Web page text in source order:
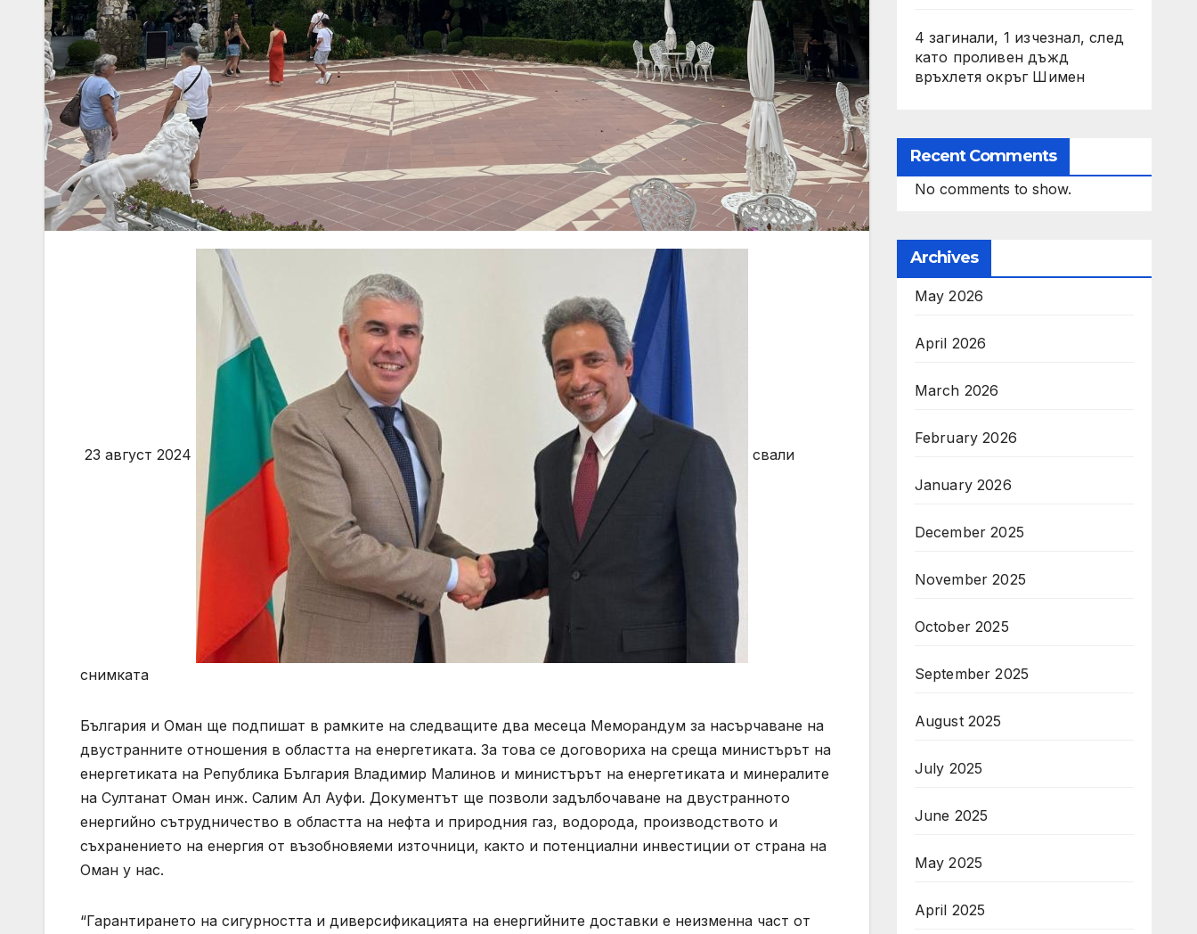
23 август 2024 свали
снимката
България и Оман ще подпишат в рамките на следващите два месеца Меморандум за насърчаване на
двустранните отношения в областта на енергетиката. За това се договориха на среща министърът на
енергетиката на Република България Владимир Малинов и министърът на енергетиката и минералите
на Султанат Оман инж. Салим Ал Ауфи. Документът ще позволи задълбочаване на двустранното
енергийно сътрудничество в областта на нефта и природния газ, водорода, производството и
съхранението на енергия от възобновяеми източници, както и потенциални инвестиции от страна на
Оман у нас.
“Гарантирането на сигурността и диверсификацията на енергийните доставки е неизменна част от
4 загинали, 1 изчезнал, след
като проливен дъжд
връхлетя окръг Шимен
Recent Comments
No comments to show.
Archives
May 2026
April 2026
March 2026
February 2026
January 2026
December 2025
November 2025
October 2025
September 2025
August 2025
July 2025
June 2025
May 2025
April 2025